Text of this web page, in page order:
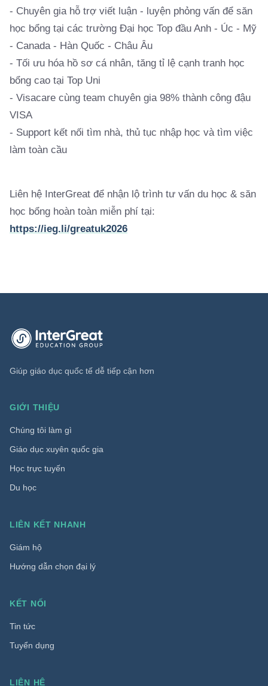
- Chuyên gia hỗ trợ viết luận - luyện phỏng vấn để săn
học bổng tại các trường Đại học Top đầu Anh - Úc - Mỹ
- Canada - Hàn Quốc - Châu Âu
- Tối ưu hóa hồ sơ cá nhân, tăng tỉ lệ cạnh tranh học
bổng cao tại Top Uni
- Visacare cùng team chuyên gia 98% thành công đậu
VISA
- Support kết nối tìm nhà, thủ tục nhập học và tìm việc
làm toàn cầu
Liên hệ InterGreat để nhận lộ trình tư vấn du học & săn
học bổng hoàn toàn miễn phí tại:
https://ieg.li/greatuk2026
Trang chủ InterGreat Education Group
Giúp giáo dục quốc tế dễ tiếp cận hơn
GIỚI THIỆU
Chúng tôi làm gì
Giáo dục xuyên quốc gia
Học trực tuyến
Du học
LIÊN KẾT NHANH
Giám hộ
Hướng dẫn chọn đại lý
KẾT NỐI
Tin tức
Tuyển dụng
LIÊN HỆ